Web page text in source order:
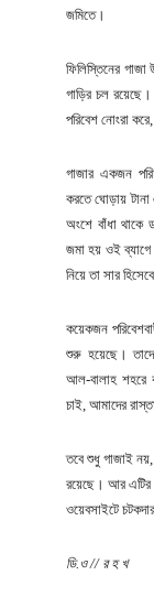
জমিতে।
ফিলিস্তিনের
গাড়ির চল
পরিবেশ নোংরা
গাজার একজন
করতে ঘোড়ায়
অংশে বাঁধা
জমা হয় ওই
নিয়ে তা সার
কয়েকজন
শুরু হয়েছে।
আল-বালাহ শহরে
চাই, আমাদের
তবে শুধু গাজাই
রয়েছে। আর এটির
ওয়েবসাইটে
ডি.ও // র হ খ